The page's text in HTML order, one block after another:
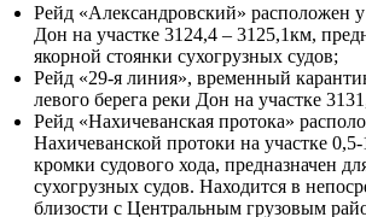
Рейд «Александровский» расположен у
Дон на участке 3124,4 – 3125,1км,
якорной стоянки сухогрузных судов;
Рейд «29-я линия», временный
левого берега реки Дон на участке
Рейд «Нахичеванская протока»
Нахичеванской протоки на участке
кромки судового хода, предназначен
сухогрузных судов. Находится в
близости с Центральным грузовым